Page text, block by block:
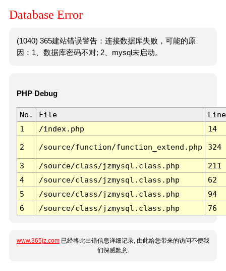
Database Error
(1040) 365建站错误警告：连接数据库失败，可能的原
因：1、数据库密码不对; 2、mysql未启动。
PHP Debug
No. File
Line
1
/index.php 14
2 /source/function/function_extend.php 324
3 /source/class/jzmysql.class.php
211
4
/source/class/jzmysql.class.php
62
5
/source/class/jzmysql.class.php
94
6
/source/class/jzmysql.class.php 76
www.365jz.com 已经将此出错信息详细记录, 由此给您带来的访问不便我
们深感歉意.